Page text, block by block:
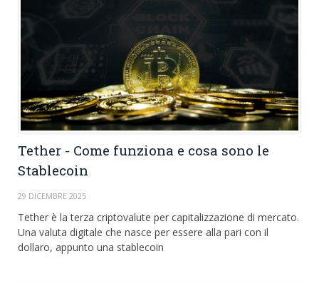
Tether - Come funziona e cosa sono le
Stablecoin
29 DICEMBRE 2025
Tether è la terza criptovalute per capitalizzazione di mercato.
Una valuta digitale che nasce per essere alla pari con il
dollaro, appunto una stablecoin